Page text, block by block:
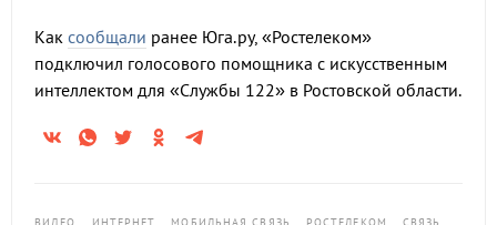
Как сообщали ранее Юга.ру, «Ростелеком»
подключил голосового помощника с искусственным
интеллектом для «Службы 122» в Ростовской области.